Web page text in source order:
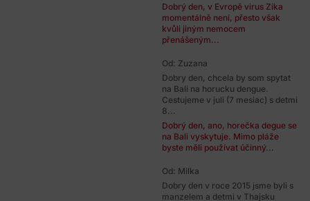
Dobrý den, v Evropě virus Zika
momentálně není, přesto však
kvůli jiným nemocem
přenášeným...
Od: Zuzana
Dobry den, chcela by som spytat
na Bali na horucku dengue.
Cestujeme v juli (7 mesiac) s detmi
8...
Dobrý den, ano, horečka degue se
na Bali vyskytuje. Mimo pláže
byste měli používat účinný...
Od: Milka
Dobry den v roce 2015 jsme byli s
manzelem a detmi v Thajsku